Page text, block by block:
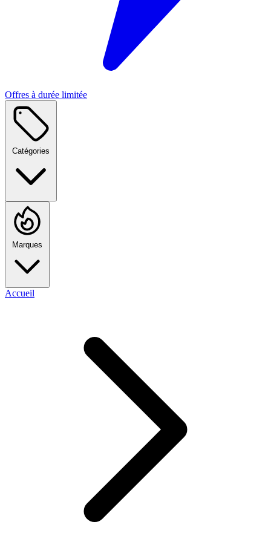
Offres à durée limitée
Catégories
Marques
Accueil